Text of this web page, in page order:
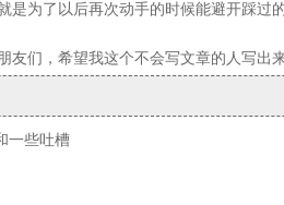
是为了以后再次动手的时候能避开踩过
友们，希望我这个不会写文章的人写出
一些吐槽